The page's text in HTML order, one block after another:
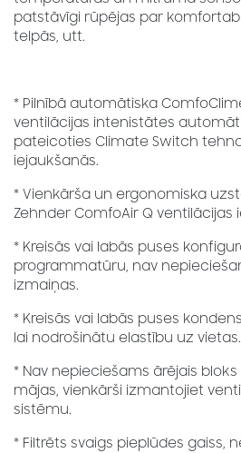
patstāvīgi rūpējas par
telpās, utt.
* Pilnībā automātiska
ventilācijas intenistātes
pateicoties Climate Switch
iejaukšanās.
* Vienkārša un ergonomiska
Zehnder ComfoAir Q ventilācijas
* Kreisās vai labās puses
programmatūru, nav
izmaiņas.
* Kreisās vai labās puses
lai nodrošinātu elastību uz vietas.
* Nav nepieciešams ārējais
mājas, vienkārši izmantojiet
sistēmu.
* Filtrēts svaigs pieplūdes gaiss,